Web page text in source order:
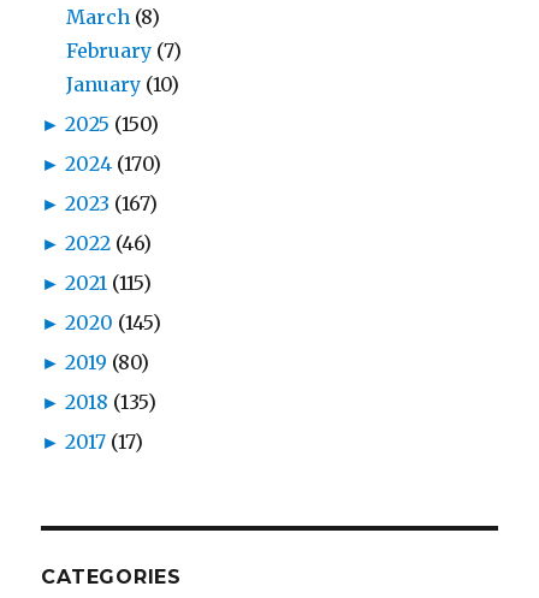
March (8)
February (7)
January (10)
► 2025 (150)
► 2024 (170)
► 2023 (167)
► 2022 (46)
► 2021 (115)
► 2020 (145)
► 2019 (80)
► 2018 (135)
► 2017 (17)
CATEGORIES